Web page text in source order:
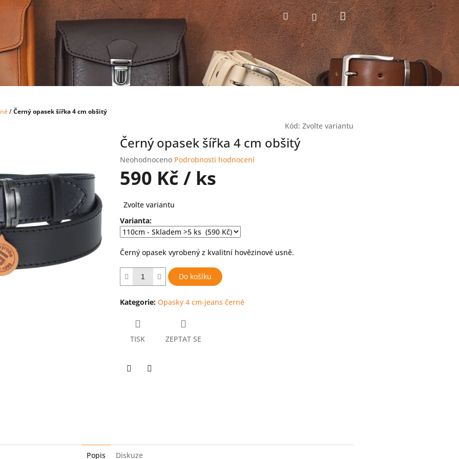
HledatPřihlášeníNákupní
košík
/Černý opasek šířka 4 cm obšitý
Kód: Zvolte variantu
Černý opasek šířka 4 cm obšitý
Průměrné
hodnocení
produktu
0,0
5
hvězdiček.
Neohodnoceno Podrobnosti hodnocení
590 Kč / ks
cena:
Zvolte variantu
Varianta:
Černý opasek vyrobený z kvalitní hovězinové usně.
Do košíku
Kategorie: Opasky 4 cm-jeans černé
TISK ZEPTAT SE
Popis Diskuze